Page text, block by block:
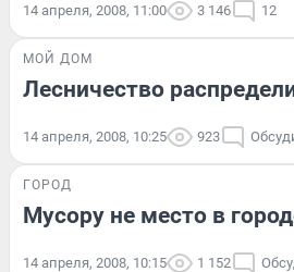
14 апреля, 2008, 11:00 3 146 12
МОЙ ДОМ
Лесничество
14 апреля, 2008, 10:25 923
ГОРОД
Мусору не место в
14 апреля, 2008, 10:15 1 152